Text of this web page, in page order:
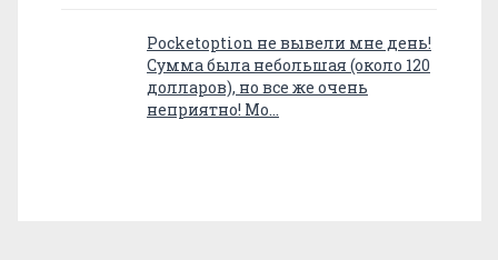
Pocketoption не вывели мне день!
Сумма была небольшая (около 120
долларов), но все же очень
неприятно! Мо…